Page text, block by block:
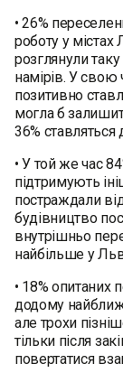
• 26%
роботу у
розглянули
намірів. У свою
позитивно
могла б
36% ставляться
• У той же час
підтримують
постраждали
будівництво
внутрішньо
найбільше у
• 18% опитаних
додому
але трохи
тільки після
повертатися